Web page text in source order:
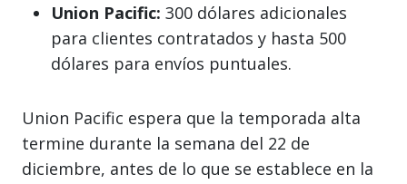
Union Pacific: 300 dólares adicionales
para clientes contratados y hasta 500
dólares para envíos puntuales.
Union Pacific espera que la temporada alta
termine durante la semana del 22 de
diciembre, antes de lo que se establece en la